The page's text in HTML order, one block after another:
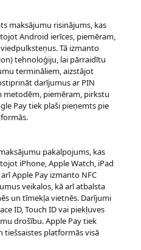
maksājumu risinājums, kas
Android ierīces, piemēram,
Tā izmanto
tehnoloģiju, lai pārraidītu
termināliem, aizstājot
darījumus ar PIN
piemēram, pirkstu
Pay tiek plaši pieņemts pie
pakalpojums, kas
iPhone, Apple Watch, iPad
Apple Pay izmanto NFC
veikalos, kā arī atbalsta
un tīmekļa vietnēs. Darījumi
ID, Touch ID vai piekļuves
drošību. Apple Pay tiek
tiešsaistes platformās visā